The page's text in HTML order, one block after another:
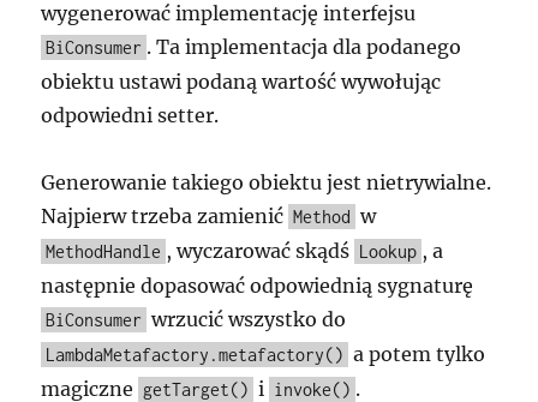
wygenerować implementację interfejsu
BiConsumer . Ta implementacja dla podanego
obiektu ustawi podaną wartość wywołując
odpowiedni setter.
Generowanie takiego obiektu jest nietrywialne.
Najpierw trzeba zamienić Method w
MethodHandle , wyczarować skądś Lookup , a
następnie dopasować odpowiednią sygnaturę
BiConsumer wrzucić wszystko do
LambdaMetafactory.metafactory() a potem tylko
magiczne getTarget() i invoke() .